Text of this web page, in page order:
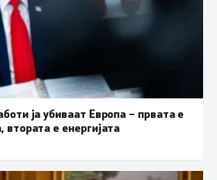
ја убиваат Европа – првата е
втората е енергијата